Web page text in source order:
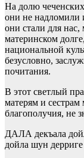
На долю
они не надломили
они стали для
материнском
национальной
безусловно,
почитания.
В этот светлый
матерям и
благополучия, не
ДАЛА декъала
дойла шун дерриге